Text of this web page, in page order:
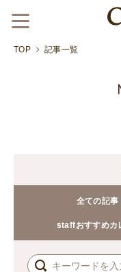
TOP 記事一覧
全ての記事
staffおすすめカ